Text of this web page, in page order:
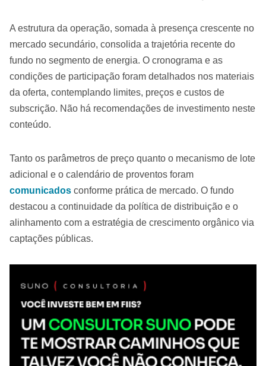
A estrutura da operação, somada à presença crescente no
mercado secundário, consolida a trajetória recente do
fundo no segmento de energia. O cronograma e as
condições de participação foram detalhados nos materiais
da oferta, contemplando limites, preços e custos de
subscrição. Não há recomendações de investimento neste
conteúdo.
Tanto os parâmetros de preço quanto o mecanismo de lote
adicional e o calendário de proventos foram
comunicados conforme prática de mercado. O fundo
destacou a continuidade da política de distribuição e o
alinhamento com a estratégia de crescimento orgânico via
captações públicas.